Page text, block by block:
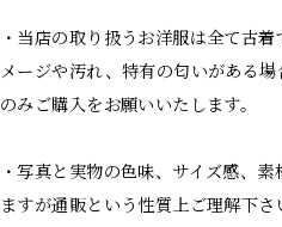
・当店の取り扱うお洋服は全て古
メージや汚れ、特有の匂いがある
のみご購入をお願いいたします。
・写真と実物の色味、サイズ感、
ますが通販という性質上ご理解下さ